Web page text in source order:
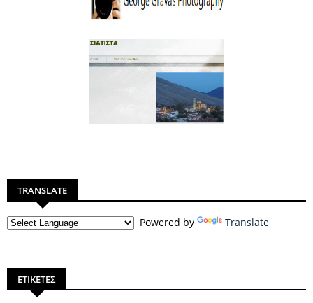
TRANSLATE
Powered by Translate
ΕΤΙΚΕΤΕΣ